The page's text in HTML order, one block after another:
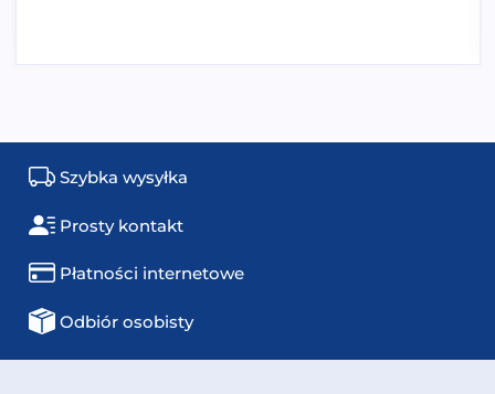
Szybka wysyłka
Prosty kontakt
Płatności internetowe
Odbiór osobisty